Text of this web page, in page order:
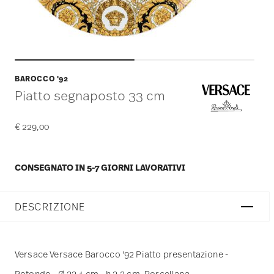
BAROCCO '92
Piatto segnaposto 33 cm
€ 229,00
CONSEGNATO IN 5-7 GIORNI LAVORATIVI
DESCRIZIONE
Versace Versace Barocco '92 Piatto presentazione -